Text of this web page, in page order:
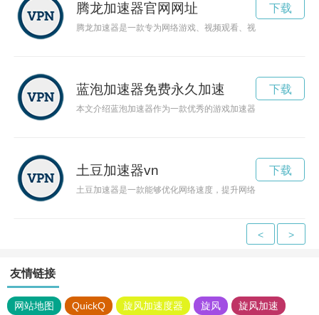
腾龙加速器官网网址
腾龙加速器是一款专为网络游戏、视频观看、视频会议等网络
下载
蓝泡加速器免费永久加速
本文介绍蓝泡加速器作为一款优秀的游戏加速器，为玩家提供
下载
土豆加速器vn
土豆加速器是一款能够优化网络速度，提升网络体验的工具。
下载
< >
友情链接
网站地图 QuickQ 旋风加速度器 旋风 旋风加速